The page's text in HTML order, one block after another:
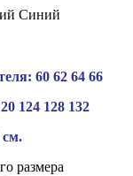
Синий
60 62 64 66
124 128 132
см.
размера